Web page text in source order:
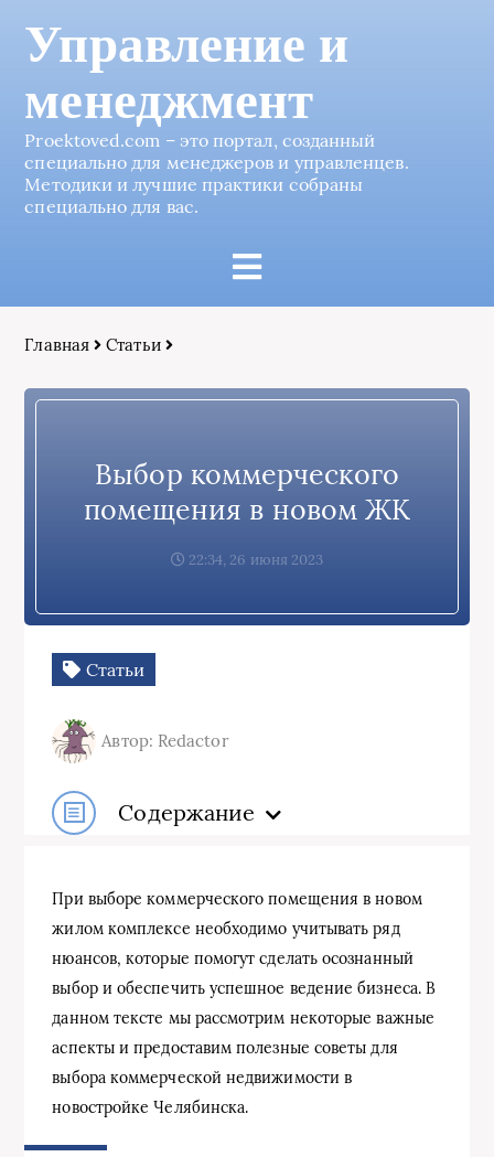
Управление и
менеджмент
Proektoved.com – это портал, созданный
специально для менеджеров и управленцев.
Методики и лучшие практики собраны
специально для вас.
Главная Статьи
Выбор коммерческого
помещения в новом ЖК
22:34, 26 июня 2023
Статьи
Автор: Redactor
Содержание
При выборе коммерческого помещения в новом
жилом комплексе необходимо учитывать ряд
нюансов, которые помогут сделать осознанный
выбор и обеспечить успешное ведение бизнеса. В
данном тексте мы рассмотрим некоторые важные
аспекты и предоставим полезные советы для
выбора коммерческой недвижимости в
новостройке Челябинска.